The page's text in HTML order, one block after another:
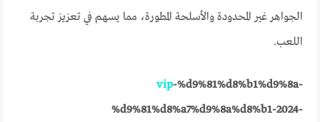
الجواهر غير المحدودة والأسلحة المطورة، مما يسهم في تعزيز تجربة
اللعب.
vip-%d9%81%d8%b1%d9%8a-
%d9%81%d8%a7%d9%8a%d8%b1-2024-